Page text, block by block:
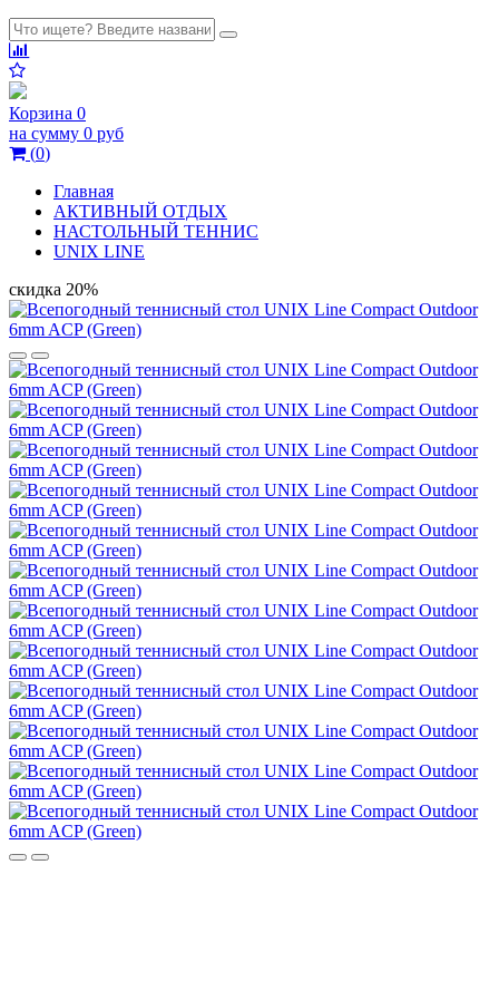
Корзина 0
на сумму 0 руб
(0)
Главная
АКТИВНЫЙ ОТДЫХ
НАСТОЛЬНЫЙ ТЕННИС
UNIX LINE
скидка 20%